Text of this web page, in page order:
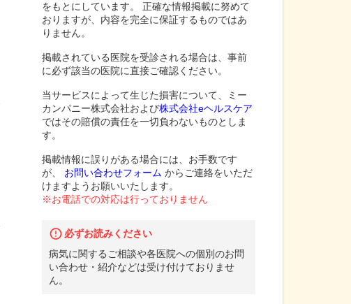
をもとにしています。 正確な情報掲載に努めて
おりますが、内容を完全に保証するものではあ
りません。
掲載されている医院を受診される場合は、事前
に必ず該当の医院に直接ご確認ください。
当サービスによって生じた損害について、ミー
カンパニー株式会社および株式会社eヘルスケア
ではその賠償の責任を一切負わないものとしま
す。
掲載情報に誤りがある場合には、お手数です
が、
お問い合わせフォーム からご連絡をいただ
けますようお願いいたします。
※お電話での対応は行っておりません
必ずお読みください
病気に関するご相談や各医院への個別のお問
い合わせ・紹介などは受け付けておりませ
ん。